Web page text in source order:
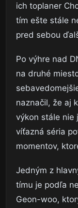
ich toplaner
tím ešte stále
pred sebou
Po výhre nad
na druhé
naznačil, že aj
výkon stále nie
víťazná séria
momentov,
Jedným z
tímu je podľa
Geon-woo,